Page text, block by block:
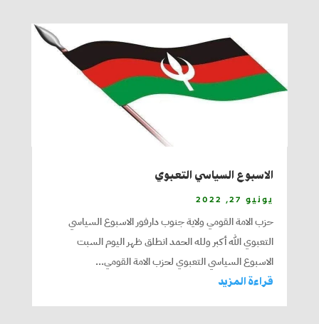
الاسبوع السياسي التعبوي
يونيو 27, 2022
حزب الامة القومي ولاية جنوب دارفور الاسبوع السياسي
التعبوي الله أكبر ولله الحمد انطلق ظهر اليوم السبت
الاسبوع السياسي التعبوي لحزب الامة القومي...
قراءة المزيد